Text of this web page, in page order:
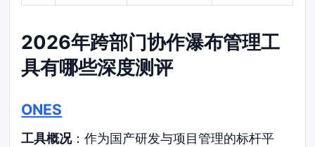
2026年跨部门协作瀑布管理工
具有哪些深度测评
ONES
工具概况：作为国产研发与项目管理的标杆平